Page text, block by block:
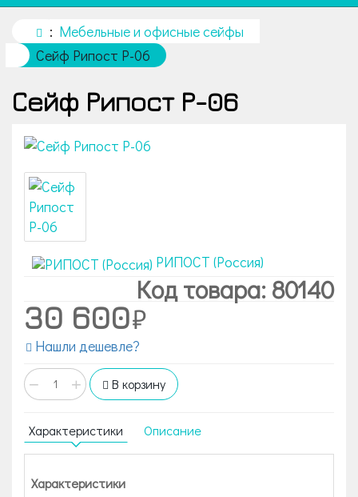
Мебельные и офисные сейфы
Сейф Рипост Р-06
Сейф Рипост Р-06
РИПОСТ (Россия)
Код товара: 80140
30 600
Нашли дешевле?
− + В корзину
Характеристики Описание
Характеристики